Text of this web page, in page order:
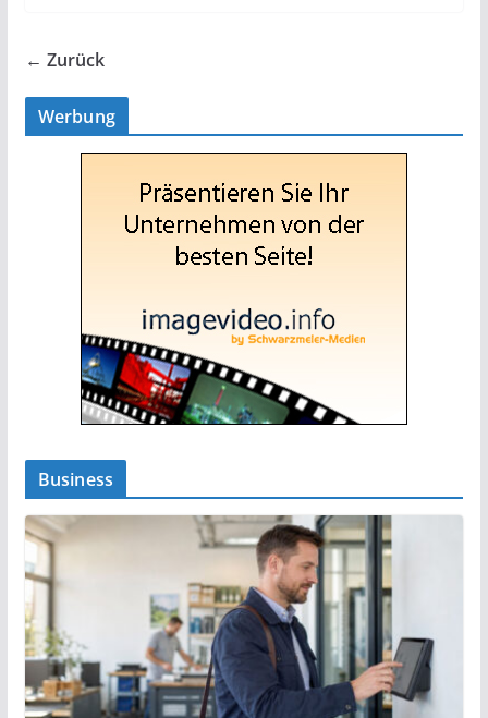
← Zurück
Werbung
Business